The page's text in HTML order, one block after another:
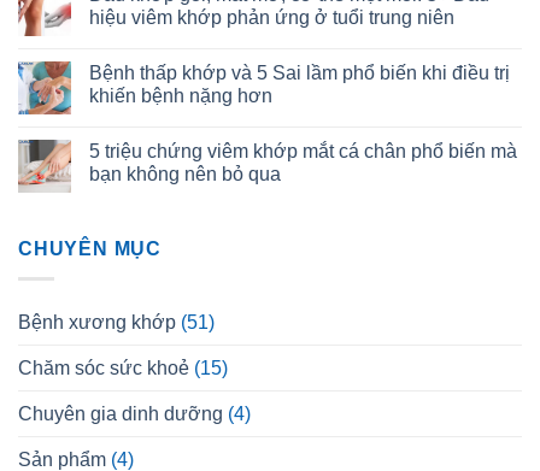
hiệu viêm khớp phản ứng ở tuổi trung niên
Bệnh thấp khớp và 5 Sai lầm phổ biến khi điều trị
khiến bệnh nặng hơn
5 triệu chứng viêm khớp mắt cá chân phổ biến mà
bạn không nên bỏ qua
CHUYÊN MỤC
Bệnh xương khớp (51)
Chăm sóc sức khoẻ (15)
Chuyên gia dinh dưỡng (4)
Sản phẩm (4)